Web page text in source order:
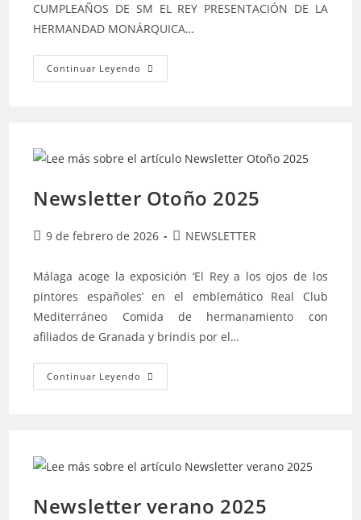
CUMPLEAÑOS DE SM EL REY PRESENTACIÓN DE LA
HERMANDAD MONÁRQUICA…
Continuar Leyendo Newsletter
Invierno
Newsletter Otoño 2025
Publicación
entrada:
9 de febrero de 2026
Categoría
la
entrada:
NEWSLETTER
Málaga acoge la exposición ‘El Rey a los ojos de los
pintores españoles’ en el emblemático Real Club
Mediterráneo Comida de hermanamiento con
afiliados de Granada y brindis por el…
Continuar Leyendo Newsletter
Otoño
Newsletter verano 2025